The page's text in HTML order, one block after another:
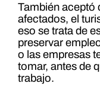
También aceptó
afectados, el
eso se trata de
preservar
o las empresas
tomar, antes de
trabajo.